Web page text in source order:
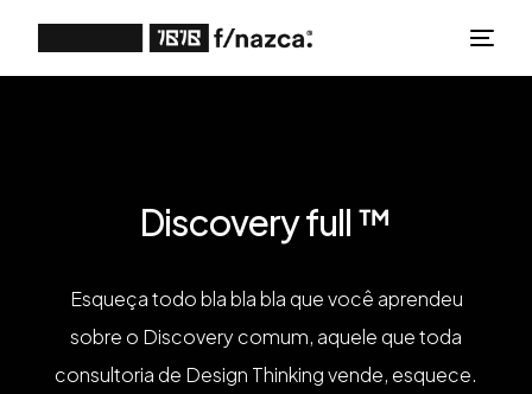
Discovery full ™
Esqueça todo bla bla bla que você aprendeu
sobre o Discovery comum, aquele que toda
consultoria de Design Thinking vende, esquece.